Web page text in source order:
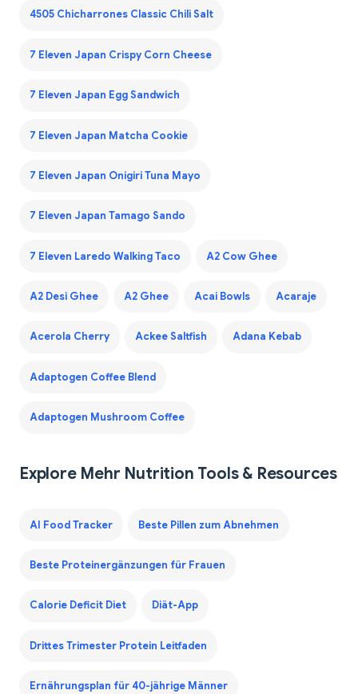
4505 Chicharrones Classic Chili Salt
7 Eleven Japan Crispy Corn Cheese
7 Eleven Japan Egg Sandwich
7 Eleven Japan Matcha Cookie
7 Eleven Japan Onigiri Tuna Mayo
7 Eleven Japan Tamago Sando
7 Eleven Laredo Walking Taco A2 Cow Ghee
A2 Desi Ghee A2 Ghee Acai Bowls Acaraje
Acerola Cherry Ackee Saltfish Adana Kebab
Adaptogen Coffee Blend
Adaptogen Mushroom Coffee
Explore Mehr Nutrition Tools & Resources
AI Food Tracker Beste Pillen zum Abnehmen
Beste Proteinergänzungen für Frauen
Calorie Deficit Diet Diät-App
Drittes Trimester Protein Leitfaden
Ernährungsplan für 40-jährige Männer